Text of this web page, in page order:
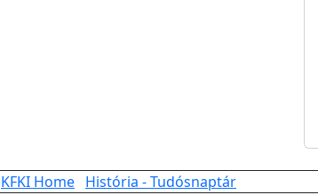
KFKI Home História - Tudósnaptár